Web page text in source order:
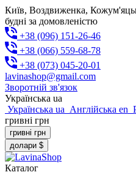
Київ, Воздвиженка,
будні за домовленістю
+38 (096) 151-26-46
+38 (066) 559-68-78
+38 (073) 045-20-01
lavinashop@gmail.com
Зворотній зв'язок
Українська ua
Українська ua Англійська en
гривні грн
гривні грн
долари $
Каталог